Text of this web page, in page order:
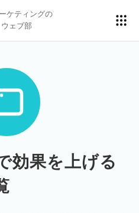
ケティングの
ェブ部
BtoBマーケティング
効果を上げる